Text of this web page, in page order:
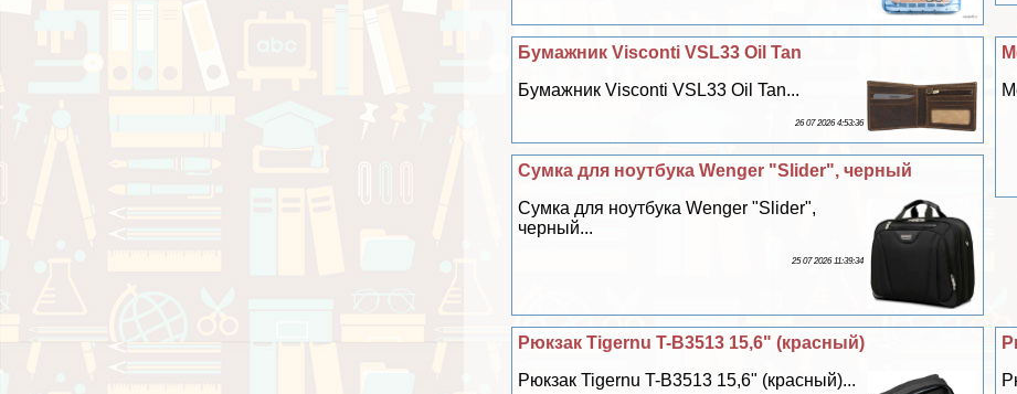
Бумажник Visconti VSL33 Oil Tan
Бумажник Visconti VSL33 Oil Tan...
26 07 2026 4:53:36
Сумка для ноутбука Wenger "Slider", черный
Сумка для ноутбука Wenger "Slider",
черный...
25 07 2026 11:39:34
Рюкзак Tigernu T-B3513 15,6" (красный)
Рюкзак Tigernu T-B3513 15,6" (красный)...